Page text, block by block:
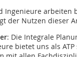
Ingenieure arbeiten
der Nutzen dieser
: Die Integrale
bietet uns als